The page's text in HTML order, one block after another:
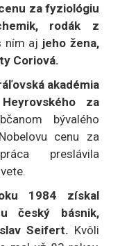
za fyziológiu
rodák z
ním aj jeho žena,
Coriová.
akadémia
za
bývalého
cenu za
preslávila
1984 získal
český básnik,
Seifert. Kvôli